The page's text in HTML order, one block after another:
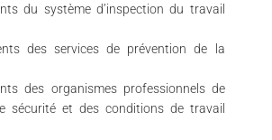
du système d’inspection du travail
des services de prévention de la
des organismes professionnels de
sécurité et des conditions de travail